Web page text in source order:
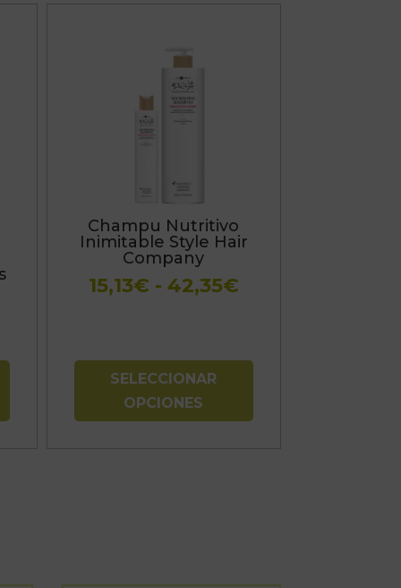
Champu Nutritivo
Inimitable Style Hair
Company
15,13€ - 42,35€Rango
desde
42,35€
SELECCIONAR
OPCIONES
múltiples
variantes.
pueden
elegir
en
producto